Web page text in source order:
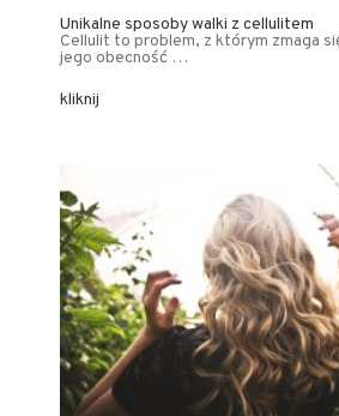
Unikalne sposoby walki z cellulitem
Cellulit to problem, z którym zmaga
jego obecność …
kliknij